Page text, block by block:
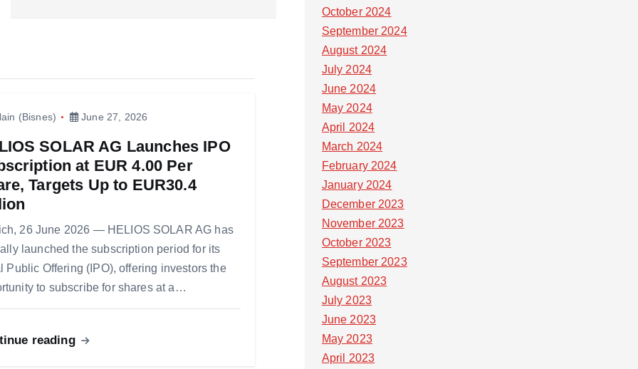
(Bisnes) June 27, 2026
SOLAR AG Launches IPO
at EUR 4.00 Per
Targets Up to EUR30.4
26 June 2026 — HELIOS SOLAR AG has
launched the subscription period for its
Public Offering (IPO), offering investors the
to subscribe for shares at a…
reading
October 2024
September 2024
August 2024
July 2024
June 2024
May 2024
April 2024
March 2024
February 2024
January 2024
December 2023
November 2023
October 2023
September 2023
August 2023
July 2023
June 2023
May 2023
April 2023